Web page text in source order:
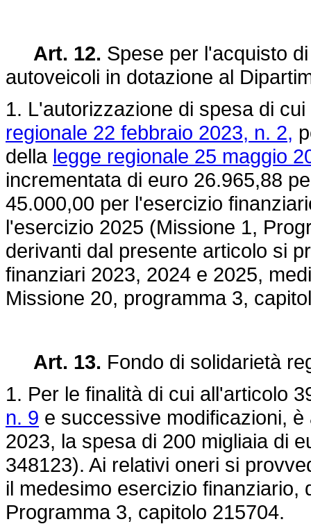
Art. 12. Spese per l'acquisto
autoveicoli in dotazione al
1. L'autorizzazione di spesa di
regionale 22 febbraio 2023, n. 2,
della legge regionale 25 maggio
incrementata di euro 26.965,88
45.000,00 per l'esercizio
l'esercizio 2025 (Missione 1,
derivanti dal presente articolo si
finanziari 2023, 2024 e 2025,
Missione 20, programma 3,
Art. 13. Fondo di solidarietà
1. Per le finalità di cui all'articolo
n. 9 e successive modificazioni,
2023, la spesa di 200 migliaia di
348123). Ai relativi oneri si
il medesimo esercizio finanziario,
Programma 3, capitolo 215704.